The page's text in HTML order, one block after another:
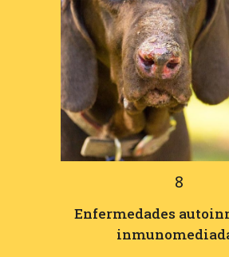
8
Enfermedades